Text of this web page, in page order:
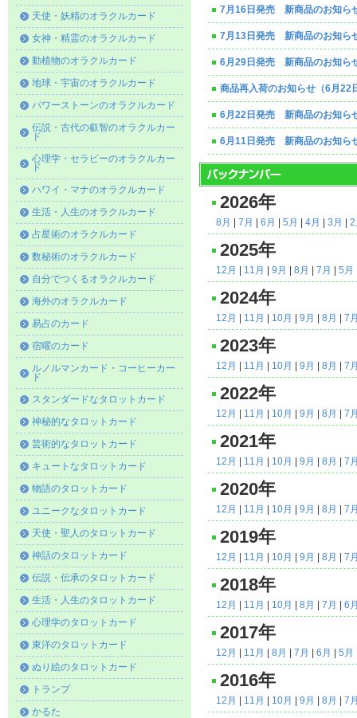
天使・妖精のオラクルカード
女神・精霊のオラクルカード
動植物のオラクルカード
地球・宇宙のオラクルカード
パワーストーンのオラクルカード
伝説・古代の叡智のオラクルカー
ド
心理学・セラピーのオラクルカー
ド
ハワイ・マナのオラクルカード
生活・人生のオラクルカード
占星術のオラクルカード
数秘術のオラクルカード
自分でつくるオラクルカード
海外のオラクルカード
易占のカード
宿曜のカード
ルノルマンカード・コーヒーカー
ド
スタンダードなタロットカード
神秘的なタロットカード
芸術的なタロットカード
キュートなタロットカード
物語のタロットカード
ユニークなタロットカード
天使・聖人のタロットカード
神話のタロットカード
伝説・伝承のタロットカード
生活・人生のタロットカード
心理学のタロットカード
東洋のタロットカード
ぬり絵のタロットカード
トランプ
かるた
7月16日発売 新商品のお知ら
7月13日発売 新商品のお知ら
6月29日発売 新商品のお知ら
商品再入荷のお知らせ（6月22
6月22日発売 新商品のお知ら
6月11日発売 新商品のお知ら
2026年
8月 7月 6月 5月 4月 3月 2
2025年
12月 11月 9月 8月 7月 5月
2024年
12月 11月 10月 9月 8月 7
2023年
12月 11月 10月 9月 8月 7
2022年
12月 11月 10月 9月 8月 7
2021年
12月 11月 10月 9月 8月 7
2020年
12月 11月 10月 9月 8月 7
2019年
12月 11月 10月 9月 8月 7
2018年
12月 11月 10月 8月 7月 6
2017年
12月 11月 8月 7月 6月 5月
2016年
12月 11月 10月 9月 8月 7